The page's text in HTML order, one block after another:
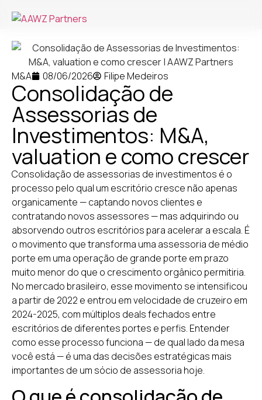
M&A 08/06/2026 Filipe Medeiros
Consolidação de
Assessorias de
Investimentos: M&A,
valuation e como crescer
Consolidação de assessorias de investimentos é o
processo pelo qual um escritório cresce não apenas
organicamente — captando novos clientes e
contratando novos assessores — mas adquirindo ou
absorvendo outros escritórios para acelerar a escala. É
o movimento que transforma uma assessoria de médio
porte em uma operação de grande porte em prazo
muito menor do que o crescimento orgânico permitiria.
No mercado brasileiro, esse movimento se intensificou
a partir de 2022 e entrou em velocidade de cruzeiro em
2024-2025, com múltiplos deals fechados entre
escritórios de diferentes portes e perfis. Entender
como esse processo funciona — de qual lado da mesa
você está — é uma das decisões estratégicas mais
importantes de um sócio de assessoria hoje.